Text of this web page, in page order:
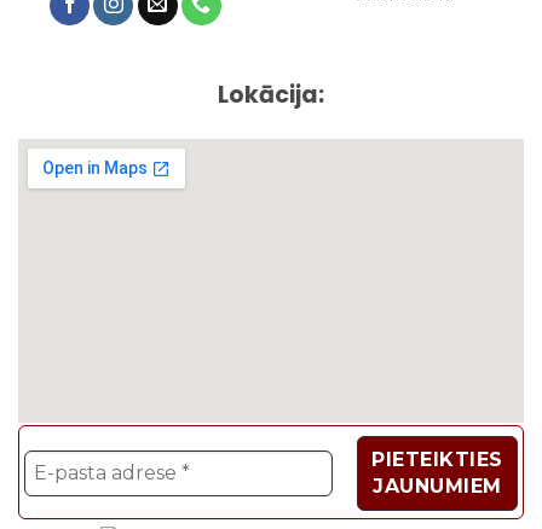
Lokācija: